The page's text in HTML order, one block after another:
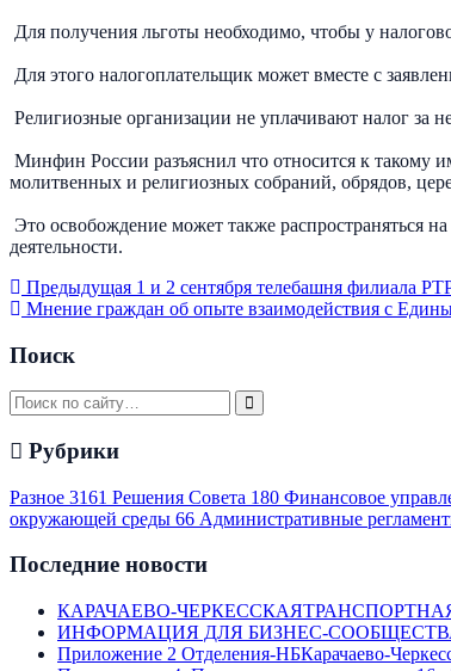
Для получения льготы необходимо, чтобы у
Для этого налогоплательщик может вместе с
Религиозные организации не уплачивают налог за
Минфин России разъяснил что относится к такому
молитвенных и религиозных собраний, обрядов,
Это освобождение может также распространяться
деятельности.
Предыдущая 1 и 2 сентября телебашня филиала
Мнение граждан об опыте взаимодействия с
Поиск
Рубрики
Разное 3161 Решения Совета 180 Финансовое
окружающей среды 66 Административные
Последние новости
КАРАЧАЕВО-
ИНФОРМАЦИЯ ДЛЯ БИЗНЕС-
Приложение 2 Отделения-НБКарачаево-